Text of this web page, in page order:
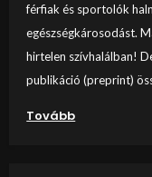
férfiak és sportolók
egészségkárosodást.
hirtelen szívhalálban!
publikáció (preprint)
Tovább